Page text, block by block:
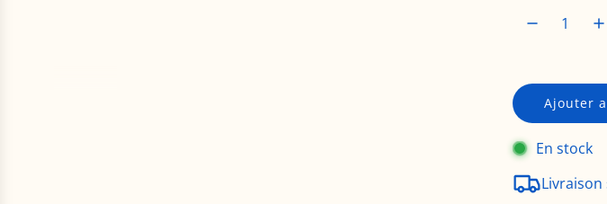
i
x
r
Ajouter
En stock
Livraison